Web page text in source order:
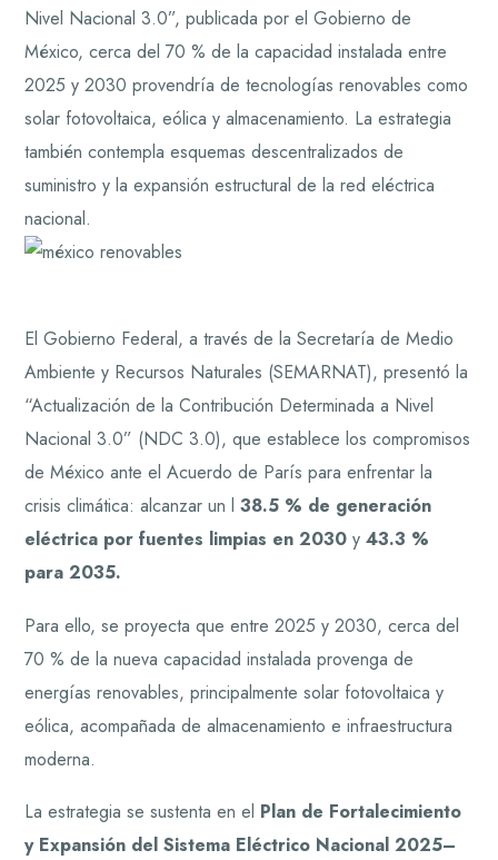
Nivel Nacional 3.0”, publicada por el Gobierno de
México, cerca del 70 % de la capacidad instalada entre
2025 y 2030 provendría de tecnologías renovables como
solar fotovoltaica, eólica y almacenamiento. La estrategia
también contempla esquemas descentralizados de
suministro y la expansión estructural de la red eléctrica
nacional.
El Gobierno Federal, a través de la Secretaría de Medio
Ambiente y Recursos Naturales (SEMARNAT), presentó la
“Actualización de la Contribución Determinada a Nivel
Nacional 3.0” (NDC 3.0), que establece los compromisos
de México ante el Acuerdo de París para enfrentar la
crisis climática: alcanzar un l38.5 % de generación
eléctrica por fuentes limpias en 2030 y43.3 %
para 2035.
Para ello, se proyecta que entre 2025 y 2030, cerca del
70 % de la nueva capacidad instalada provenga de
energías renovables, principalmente solar fotovoltaica y
eólica, acompañada de almacenamiento e infraestructura
moderna.
La estrategia se sustenta en el Plan de Fortalecimiento
y Expansión del Sistema Eléctrico Nacional 2025–